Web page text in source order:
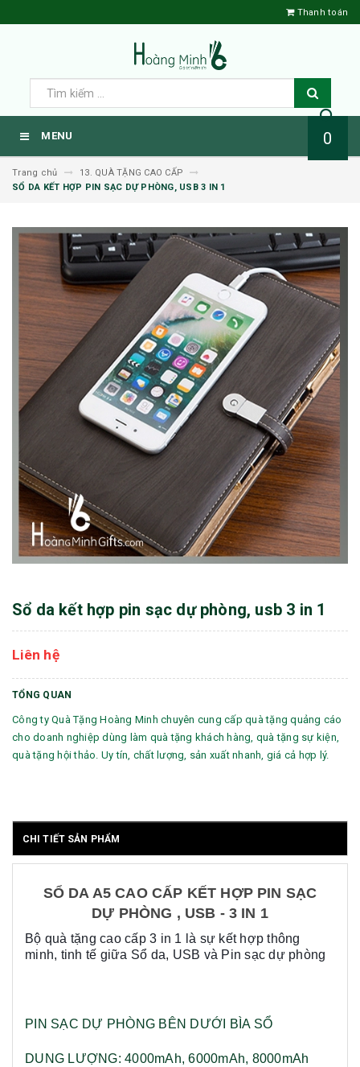
Thanh toán
MENU 0
Trang chủ
13. QUÀ TẶNG CAO CẤP
SỔ DA KẾT HỢP PIN SẠC DỰ PHÒNG, USB 3 IN 1
Sổ da kết hợp pin sạc dự phòng, usb 3 in 1
Liên hệ
TỔNG QUAN
Công ty Quà Tặng Hoàng Minh chuyên cung cấp quà tặng quảng cáo
cho doanh nghiệp dùng làm quà tặng khách hàng, quà tặng sự kiện,
quà tặng hội thảo. Uy tín, chất lượng, sản xuất nhanh, giá cả hợp lý.
CHI TIẾT SẢN PHẨM
SỔ DA A5 CAO CẤP KẾT HỢP PIN SẠC
DỰ PHÒNG , USB - 3 IN 1
Bộ quà tặng cao cấp 3 in 1 là sự kết hợp thông
minh, tinh tế giữa Sổ da, USB và Pin sạc dự phòng
PIN SẠC DỰ PHÒNG BÊN DƯỚI BÌA SỔ
DUNG LƯỢNG: 4000mAh, 6000mAh, 8000mAh